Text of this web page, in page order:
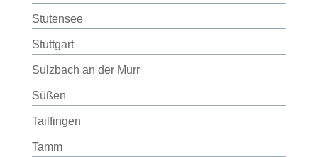
Stutensee
Stuttgart
Sulzbach an der Murr
Süßen
Tailfingen
Tamm